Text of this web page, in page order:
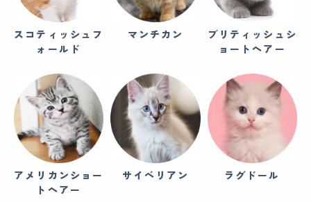
スコティッシュフ
ォールド
マンチカン
ブリティッシュシ
ョートヘアー
アメリカンショー
トヘアー
サイベリアン ラグドール